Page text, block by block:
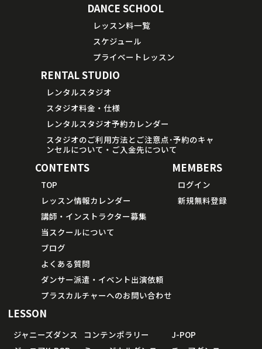
DANCE SCHOOL
レッスン料一覧
スケジュール
プライベートレッスン
RENTAL STUDIO
レンタルスタジオ
スタジオ料金・仕様
レンタルスタジオ予約カレンダー
スタジオのご利用方法とご注意点･予約のキャ
ンセルについて・ご入金先について
CONTENTS
TOP
レッスン情報カレンダー
講師・インストラクター募集
当スクールについて
ブログ
よくある質問
ダンサー派遣・イベント出演依頼
プラスカルチャーへのお問い合わせ
MEMBERS
ログイン
新規無料登録
LESSON
ジャニーズダンス
コンテンポラリー
J-POP